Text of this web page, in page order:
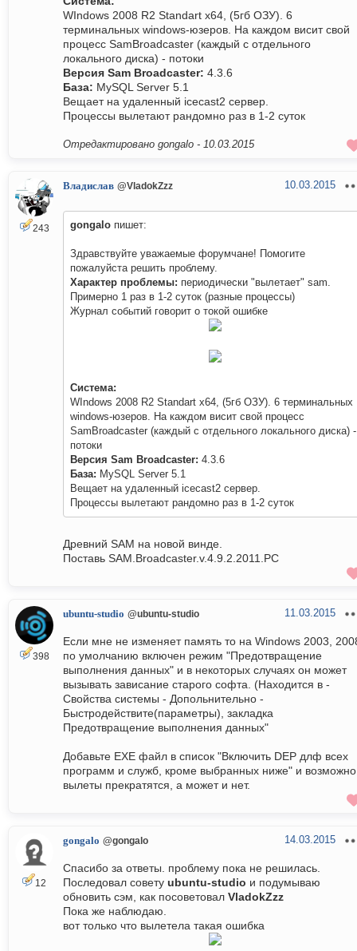
WIndows 2008 R2 Standart x64, (5гб ОЗУ). 6
терминальных windows-юзеров. На каждом висит свой
процесс SamBroadcaster (каждый с отдельного
локального диска) - потоки
Версия Sam Broadcaster: 4.3.6
База: MySQL Server 5.1
Вещает на удаленный icecast2 сервер.
Процессы вылетают рандомно раз в 1-2 суток
Отредактировано gongalo - 10.03.2015
243
Владислав @VladokZzz 10.03.2015
gongalo пишет:
Здравствуйте уважаемые форумчане! Помогите
пожалуйста решить проблему.
Характер проблемы: периодически "вылетает" sam.
Примерно 1 раз в 1-2 суток (разные процессы)
Журнал событий говорит о токой ошибке
Система:
WIndows 2008 R2 Standart x64, (5гб ОЗУ). 6 терминальных
windows-юзеров. На каждом висит свой процесс
SamBroadcaster (каждый с отдельного локального диска) -
потоки
Версия Sam Broadcaster: 4.3.6
База: MySQL Server 5.1
Вещает на удаленный icecast2 сервер.
Процессы вылетают рандомно раз в 1-2 суток
Древний SAM на новой винде.
Поставь SAM.Broadcaster.v.4.9.2.2011.PC
398
ubuntu-studio @ubuntu-studio 11.03.2015
Если мне не изменяет память то на Windows 2003,
по умолчанию включен режим "Предотвращение
выполнения данных" и в некоторых случаях он может
вызывать зависание старого софта. (Находится в -
Свойства системы - Допольнительно -
Быстродействите(параметры), закладка
Предотвращение выполнения данных"
Добавьте ЕХЕ файл в список "Включить DEP длф всех
программ и служб, кроме выбранных ниже" и возможно
вылеты прекратятся, а может и нет.
12
gongalo @gongalo 14.03.2015
Спасибо за ответы. проблему пока не решилась.
Последовал совету ubuntu-studio и подумываю
обновить сэм, как посоветовал VladokZzz
Пока же наблюдаю.
вот только что вылетела такая ошибка